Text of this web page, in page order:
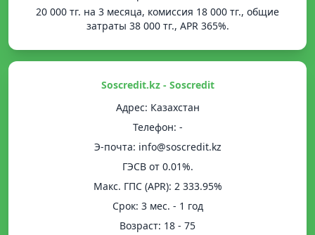
20 000 тг. на 3 месяца, комиссия 18 000 тг., общие
затраты 38 000 тг., APR 365%.
Soscredit.kz - Soscredit
Адрес: Казахстан
Телефон: -
Э-почта: info@soscredit.kz
ГЭСВ от 0.01%.
Mакс. ГПС (APR): 2 333.95%
Срок: 3 мес. - 1 год
Возраст: 18 - 75